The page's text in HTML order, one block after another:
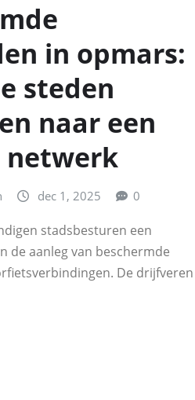
in opmars:
steden
naar een
netwerk
dec 1, 2025 0
stadsbesturen een
de aanleg van beschermde
De drijfveren